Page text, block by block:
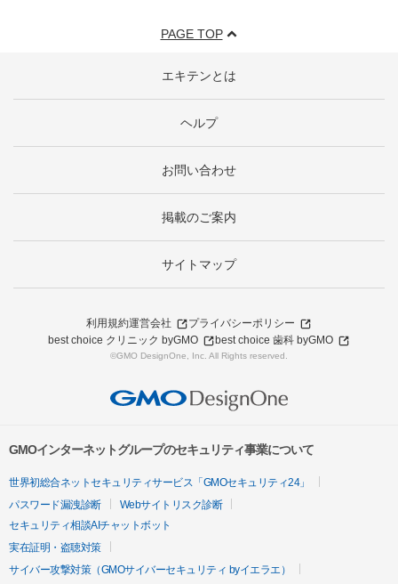
PAGE TOP
エキテンとは
ヘルプ
お問い合わせ
掲載のご案内
サイトマップ
利用規約運営会社
プライバシーポリシー
best choice クリニック byGMO
best choice 歯科 byGMO
©GMO DesignOne, Inc. All Rights reserved.
GMOインターネットグループのセキュリティ事業について
世界初総合ネットセキュリティサービス「GMOセキュリティ24」
パスワード漏洩診断
Webサイトリスク診断
セキュリティ相談AIチャットボット
実在証明・盗聴対策
サイバー攻撃対策（GMOサイバーセキュリティ byイエラエ）